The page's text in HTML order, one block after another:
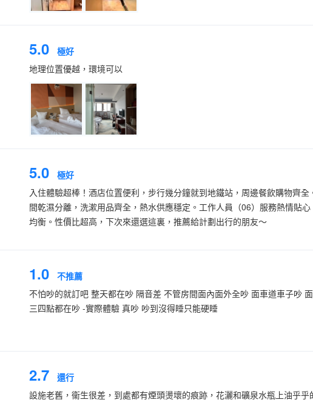
5.0 極好
地理位置優越，環境可以
5.0 極好
入住體驗超棒！酒店位置便利，步行幾分鐘就到地鐵站，周邊餐飲購物齊
間乾濕分離，洗漱用品齊全，熱水供應穩定。工作人員（06）服務熱情貼
均衡。性價比超高，下次來還選這裏，推薦給計劃出行的朋友～
1.0 不推薦
不怕吵的就訂吧 整天都在吵 隔音差 不管房間面內面外全吵 面車道車子吵
三四點都在吵 -實際體驗 真吵 吵到沒得睡只能硬睡
2.7 還行
設施老舊，衞生很差，到處都有煙頭燙壞的痕跡，花灑和礦泉水瓶上油乎